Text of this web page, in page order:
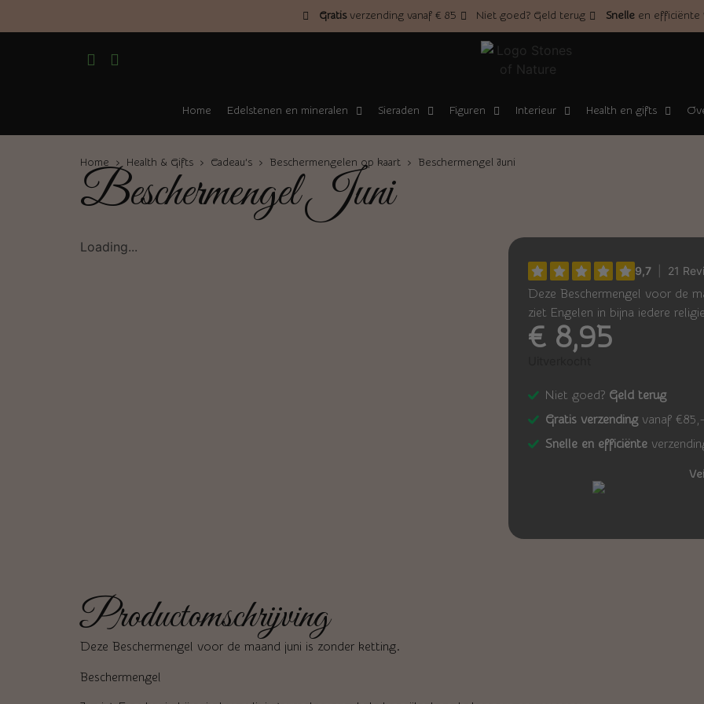
Gratisverzending vanaf € 85 Niet goed? Geld terug Snelleen efficiënte
Home Edelstenen en mineralen Sieraden Figuren Interieur Health en gifts
Home › Health & Gifts › Cadeau’s › Beschermengelen op kaart › Beschermengel Juni
Beschermengel Juni
Loading...
Deze Beschermengel voor de
ziet Engelen in bijna iedere
€8,95
Niet goed? Geld terug
Gratis verzending vanaf €85,-
Snelle en efficiënte
Productomschrijving
Deze Beschermengel voor de maand juni is zonder ketting.
Beschermengel